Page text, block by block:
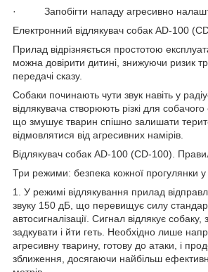
· Запобігти нападу агресивно
Електронний відлякувач собак AD-100
Прилад відрізняється простотою
можна довірити дитині, знижуючи ризик
передачі сказу.
Собаки починають чути звук навіть у
відлякувача створюють різкі для
що змушує тварин спішно залишати
відмовлятися від агресивних намірів.
Відлякувач собак AD-100 (CD-100).
Три режими: безпека кожної прогулянки у
1. У режимі відлякування прилад
звуку 150 дБ, що перевищує силу
автосигналізації. Сигнал відлякує собаку,
задкувати і йти геть. Необхідно лише
агресивну тварину, готову до атаки, і
зближення, досягаючи найбільш